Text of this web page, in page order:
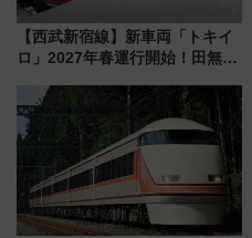
【西武新宿線】新車両「トキイ
ロ」2027年春運行開始！田無・
「第2弾」も